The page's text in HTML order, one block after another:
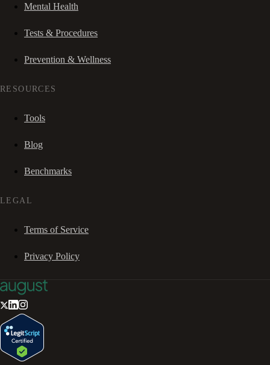
Mental Health
Tests & Procedures
Prevention & Wellness
RESOURCES
Tools
Blog
Benchmarks
LEGAL
Terms of Service
Privacy Policy